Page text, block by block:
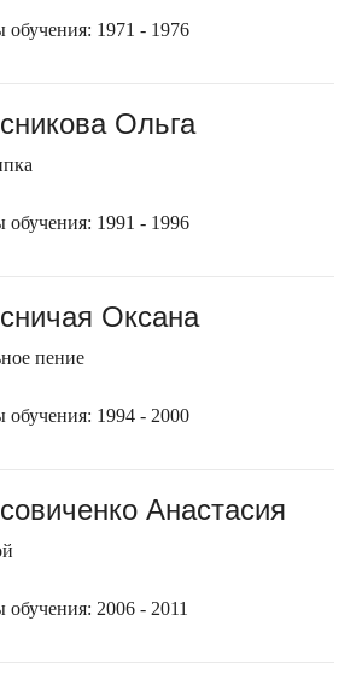
обучения: 1971 - 1976
Ольга
обучения: 1991 - 1996
Оксана
пение
обучения: 1994 - 2000
Анастасия
обучения: 2006 - 2011